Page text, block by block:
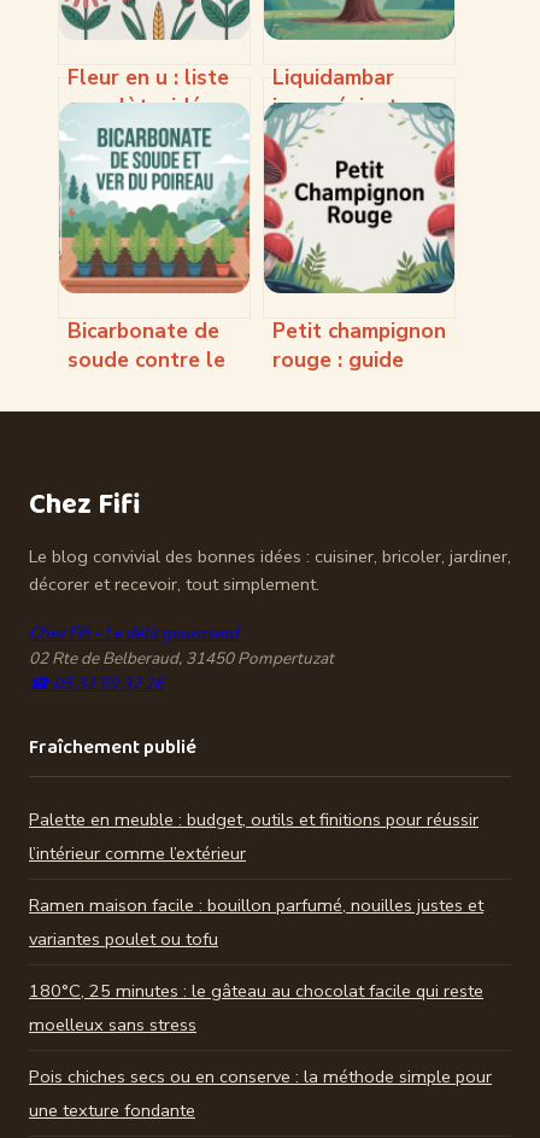
Fleur en u : liste
complète, idées
originales et
conseils
pratiques
Liquidambar
inconvénient : ce
qu’il faut
vraiment savoir
avant de planter
Bicarbonate de
soude contre le
mode d’emploi
Petit champignon
rouge : guide
l’identifier sans
Chez Fifi
Le blog convivial des bonnes idées : cuisiner, bricoler, jardiner,
décorer et recevoir, tout simplement.
Chez Fifi - Le délit gourmand
02 Rte de Belberaud, 31450 Pompertuzat
☎ 05 32 59 32 26
Fraîchement publié
Palette en meuble : budget, outils et finitions pour réussir
l’intérieur comme l’extérieur
Ramen maison facile : bouillon parfumé, nouilles justes et
variantes poulet ou tofu
180°C, 25 minutes : le gâteau au chocolat facile qui reste
moelleux sans stress
Pois chiches secs ou en conserve : la méthode simple pour
une texture fondante